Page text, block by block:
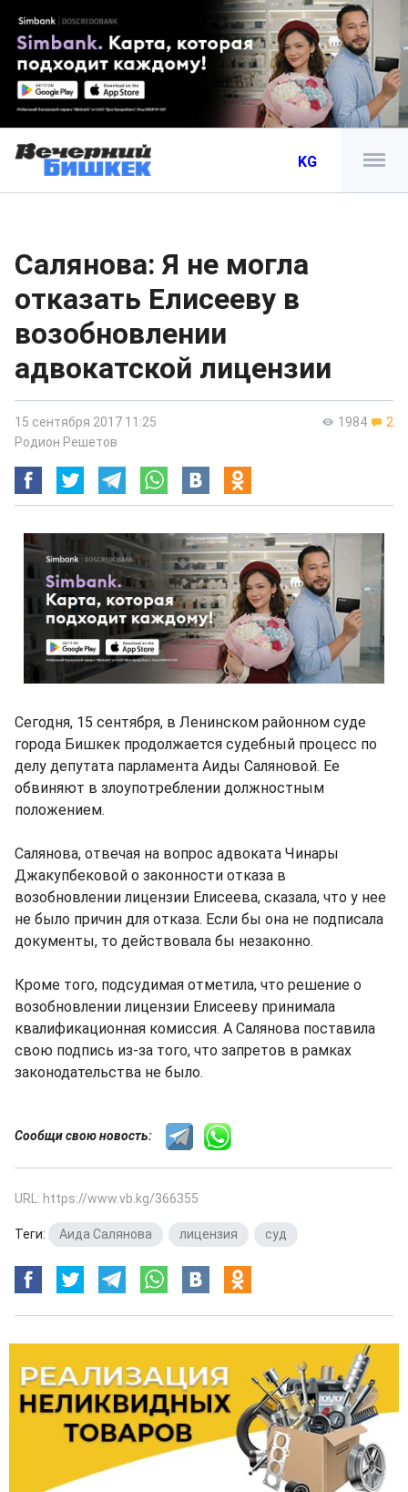
KG
Салянова: Я не могла
отказать Елисееву в
возобновлении
адвокатской лицензии
1984 2
15 сентября 2017 11:25
Родион Решетов
Сегодня, 15 сентября, в Ленинском районном суде
города Бишкек продолжается судебный процесс по
делу депутата парламента Аиды Саляновой. Ее
обвиняют в злоупотреблении должностным
положением.
Салянова, отвечая на вопрос адвоката Чинары
Джакупбековой о законности отказа в
возобновлении лицензии Елисеева, сказала, что у нее
не было причин для отказа. Если бы она не подписала
документы, то действовала бы незаконно.
Кроме того, подсудимая отметила, что решение о
возобновлении лицензии Елисееву принимала
квалификационная комиссия. А Салянова поставила
свою подпись из-за того, что запретов в рамках
законодательства не было.
Сообщи свою новость:
URL: https://www.vb.kg/366355
Теги: Аида Салянова лицензия суд